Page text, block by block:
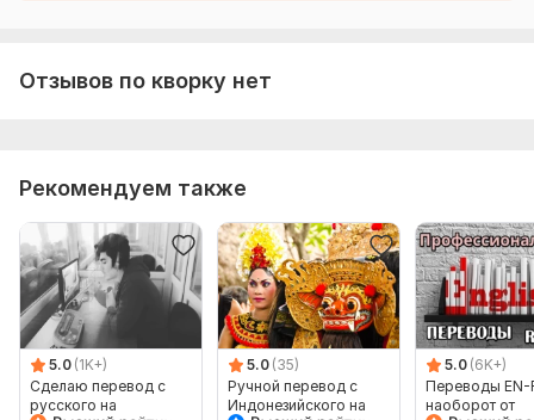
Отзывов по кворку нет
Рекомендуем также
5.0 (1K+)
Сделаю перевод с
русского на
5.0 (35)
Ручной перевод с
Индонезийского на
5.0 (6K+)
Переводы EN-
наоборот от